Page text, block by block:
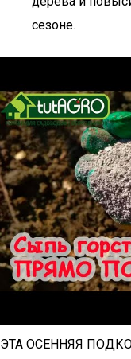
сезоне.
ЭТА ОСЕННЯЯ